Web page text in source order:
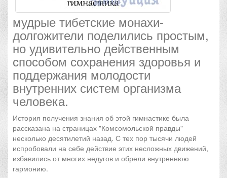
мудрые тибетские монахи-
долгожители поделились простым,
но удивительно действенным
способом сохранения здоровья и
поддержания молодости
внутренних систем организма
человека.
История получения знания об этой гимнастике была
рассказана на страницах "Комсомольской правды"
несколько десятилетий назад. С тех пор тысячи людей
испробовали на себе действие этих несложных движений,
избавились от многих недугов и обрели внутреннюю
гармонию.